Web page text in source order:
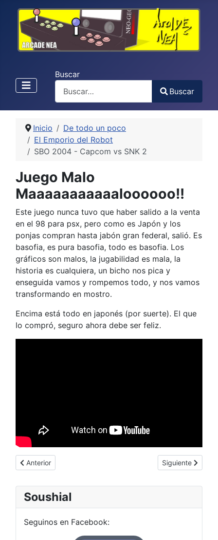
Buscar
Buscar
Inicio
De todo un poco
El Emporio del Robot
SBO 2004 - Capcom vs SNK 2
Juego Malo
Maaaaaaaaaaaloooooo!!
Este juego nunca tuvo que haber salido a la venta
en el 98 para psx, pero como es Japón y los
ponjas compran hasta jabón gran federal, salió. Es
basofia, es pura basofia, todo es basofia. Los
gráficos son malos, la jugabilidad es mala, la
historia es cualquiera, un bicho nos pica y
enseguida vamos y rompemos todo, y nos vamos
transformando en mostro.
Encima está todo en japonés (por suerte). El que
lo compró, seguro ahora debe ser feliz.
Artículo anterior: Otro juego malo, malooooooo
Anterior Artículo
Siguiente
Soushial
Seguinos en Facebook: